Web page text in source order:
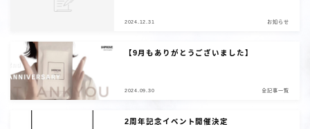
2024.12.31 お知らせ
【9月もありがとうございました】
2024.09.30 全記事一覧
2周年記念イベント開催決定